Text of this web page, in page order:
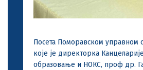
Посета Поморавском управном
које је директорка
образовање и НОКС, проф др.